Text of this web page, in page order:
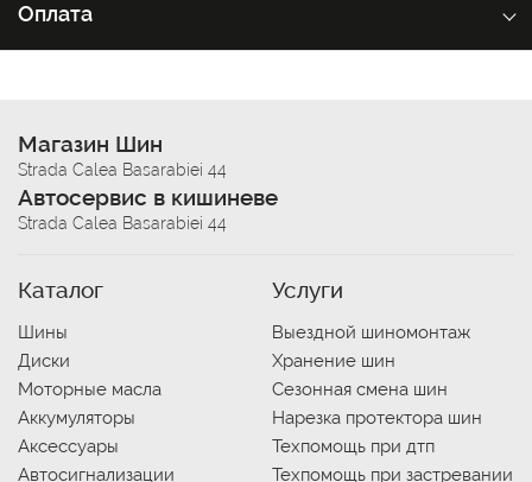
Оплата
Магазин Шин
Strada Calea Basarabiei 44
Автосервис в кишиневе
Strada Calea Basarabiei 44
Каталог
Шины
Диски
Моторные масла
Аккумуляторы
Аксессуары
Автосигнализации
Услуги
Выездной шиномонтаж
Хранение шин
Сезонная смена шин
Нарезка протектора шин
Техпомощь при дтп
Техпомощь при застревании